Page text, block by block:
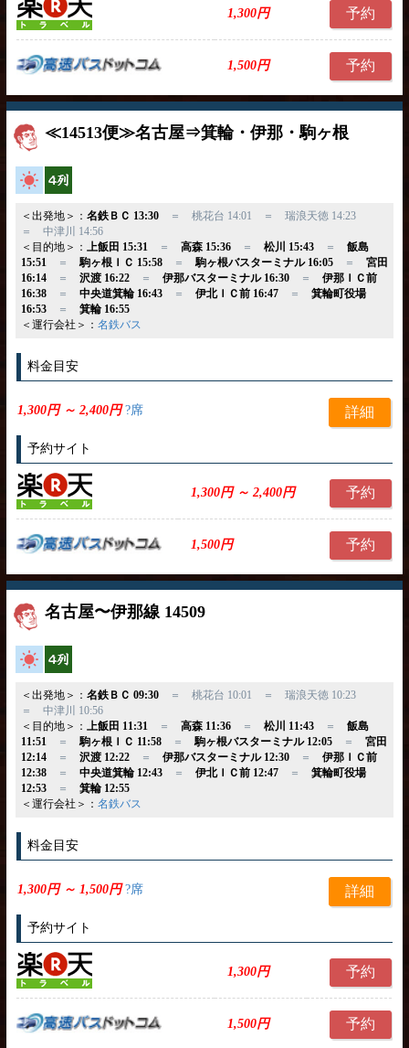
1,300円 予約
1,500円 予約
≪14513便≫名古屋⇒箕輪・伊那・駒ヶ根
高速バス
＜出発地＞： 名鉄ＢＣ 13:30＝ 桃花台 14:01 ＝ 瑞浪天徳 14:23
＝ 中津川 14:56
＜目的地＞：
上飯田 15:31 ＝ 高森 15:36＝ 松川 15:43＝ 飯島
15:51
＝ 駒ヶ根ＩＣ 15:58＝ 駒ヶ根バスターミナル 16:05＝ 宮田
16:14＝ 沢渡 16:22＝ 伊那バスターミナル 16:30＝ 伊那ＩＣ前
16:38＝ 中央道箕輪 16:43＝ 伊北ＩＣ前 16:47＝ 箕輪町役場
16:53＝ 箕輪 16:55
＜運行会社＞： 名鉄バス
料金目安
1,300円 ～ 2,400円?席 詳細
予約サイト
1,300円 ～ 2,400円 予約
1,500円 予約
名古屋〜伊那線 14509
高速バス
＜出発地＞： 名鉄ＢＣ 09:30＝ 桃花台 10:01 ＝ 瑞浪天徳 10:23
＝ 中津川 10:56
＜目的地＞：
上飯田 11:31 ＝ 高森 11:36＝ 松川 11:43＝ 飯島
11:51
＝ 駒ヶ根ＩＣ 11:58＝ 駒ヶ根バスターミナル 12:05＝ 宮田
12:14＝ 沢渡 12:22＝ 伊那バスターミナル 12:30＝ 伊那ＩＣ前
12:38＝ 中央道箕輪 12:43＝ 伊北ＩＣ前 12:47＝ 箕輪町役場
12:53＝ 箕輪 12:55
＜運行会社＞： 名鉄バス
料金目安
1,300円 ～ 1,500円?席 詳細
予約サイト
1,300円 予約
1,500円 予約